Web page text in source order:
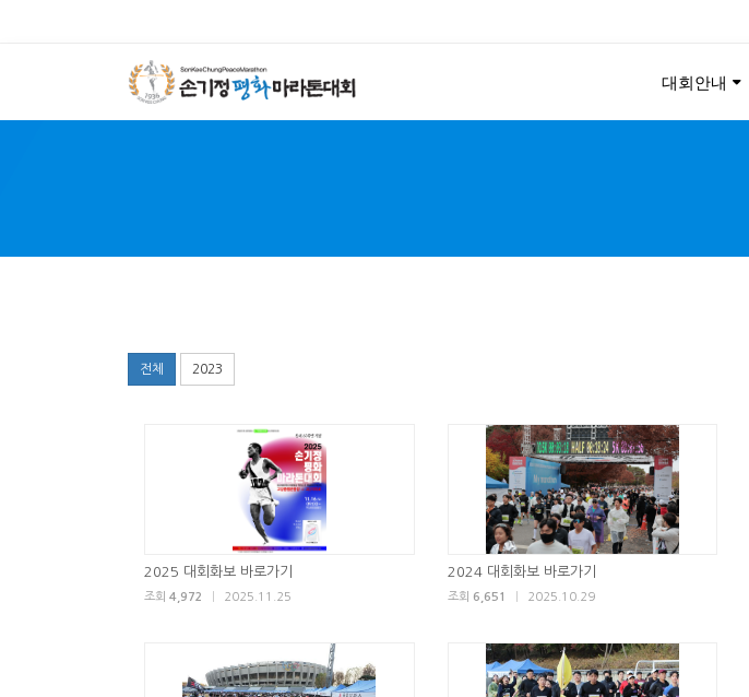
대회안내
전체 2023
2025 대회화보 바로가기
조회 4,972 2025.11.25
2024 대회화보 바로가기
조회 6,651 2025.10.29